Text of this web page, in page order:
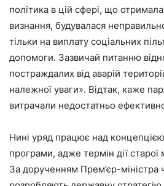
політика в цій сфері, що
визнання, будувалася
тільки на виплату соціальних
допомоги. Зазвичай питанню
постраждалих від аварій
належної уваги». Відтак, каже
витрачали недостатньо
Нині уряд працює над
програми, адже термін дії
За дорученням Прем’єр-міністра